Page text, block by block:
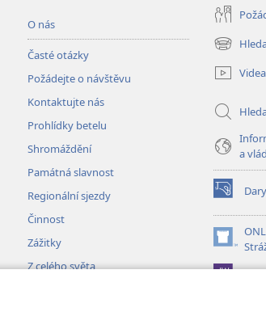
O nás
Časté otázky
Požádejte o návštěvu
Kontaktujte nás
Prohlídky betelu
Shromáždění
Památná slavnost
Regionální sjezdy
Činnost
Zážitky
Z celého světa
(otevřeno
nové
okno)
Videa
a
Dary
(otevřeno
nové
okno)
(otevřeno
nové